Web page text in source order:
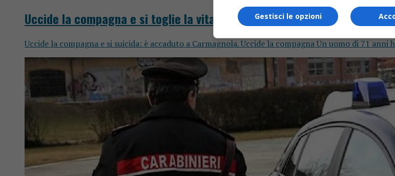
Uccide la compagna e si toglie la vita
Uccide la compagna e si suicida: è accaduto a Carmagnola. Uccide la compagna Un uomo di 71 anni
Gestisci le opzioni